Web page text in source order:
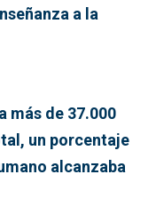
a la
más de 37.000
un porcentaje
alcanzaba